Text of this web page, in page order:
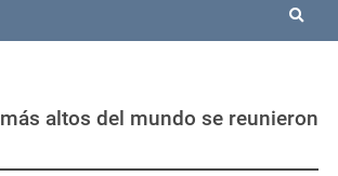
altos del mundo se reunieron